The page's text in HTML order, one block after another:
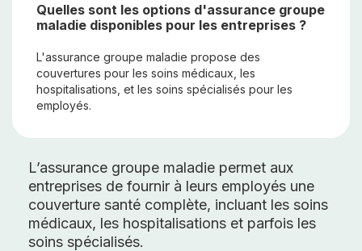
Quelles sont les options d'assurance groupe
maladie disponibles pour les entreprises ?
L'assurance groupe maladie propose des
couvertures pour les soins médicaux, les
hospitalisations, et les soins spécialisés pour les
employés.
L’assurance groupe maladie permet aux
entreprises de fournir à leurs employés une
couverture santé complète, incluant les soins
médicaux, les hospitalisations et parfois les
soins spécialisés.